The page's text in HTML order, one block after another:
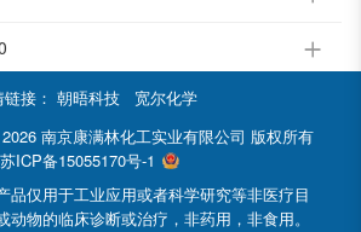
接： 朝晤科技
宽尔化学
南京康满林化工实业有限公司 版权所有
苏ICP备15055170号-1
品仅用于工业应用或者科学研究等非医疗目
动物的临床诊断或治疗，非药用，非食用。